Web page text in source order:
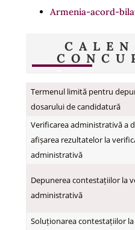
Armenia-acord-
Termenul limită pentru
dosarului de candidatură
Verificarea administrativă a
afișarea rezultatelor la
administrativă
Depunerea contestațiilor la
administrativă
Soluționarea contestațiilor